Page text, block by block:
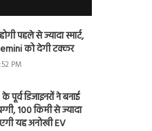
पहले से ज्यादा स्मार्ट,
को देगी टक्कर
PM
डिजाइनरों ने बनाई
100 किमी से ज्यादा
यह अनोखी EV